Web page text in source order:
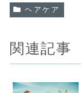
ヘアケア
関連記事